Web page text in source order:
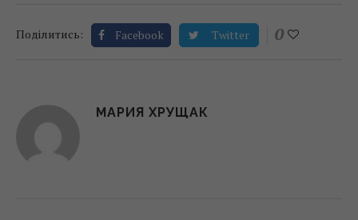
Поділитись: Facebook Twitter 0
МАРИЯ ХРУЩАК